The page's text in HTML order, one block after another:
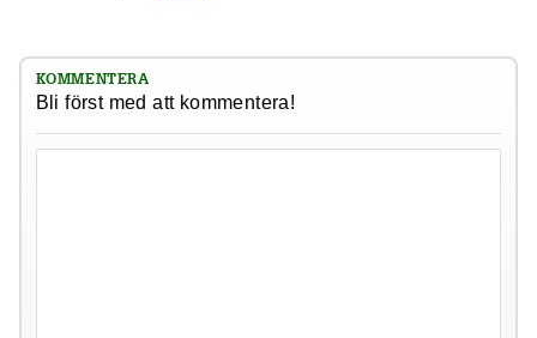
KOMMENTERA
Bli först med att kommentera!